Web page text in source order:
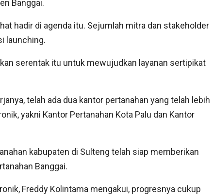
Banggai.
hadir di agenda itu. Sejumlah mitra dan stakeholder
launching.
serentak itu untuk mewujudkan layanan sertipikat
telah ada dua kantor pertanahan yang telah lebih
yakni Kantor Pertanahan Kota Palu dan Kantor
kabupaten di Sulteng telah siap memberikan
Banggai.
Freddy Kolintama mengakui, progresnya cukup